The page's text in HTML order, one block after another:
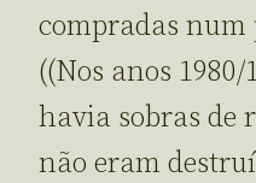
compradas num
((Nos anos
havia sobras de
não eram